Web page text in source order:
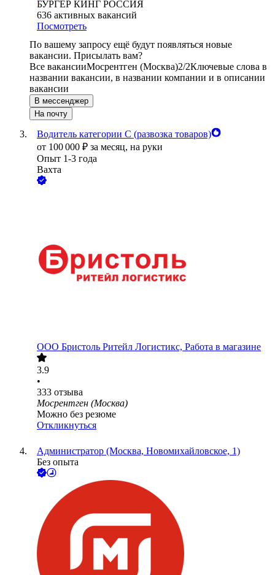
БУРГЕР КИНГ РОССИЯ
636 активных вакансий
Посмотреть
По вашему запросу ещё будут появляться новые
вакансии. Присылать вам?
Все вакансииМосрентген (Москва)2/2Ключевые слова в
названии вакансии, в названии компании и в описании
вакансии
В мессенджер
На почту
Водитель категории С (развозка товаров)
от 100 000 ₽ за месяц, на руки
Опыт 1-3 года
Вахта
ООО Бристоль Ритейл Логистикс, Работа в магазине
3.9
•
333 отзыва
Мосрентген (Москва)
Можно без резюме
Откликнуться
Администратор (Москва, Новомихайловское, 1)
Без опыта